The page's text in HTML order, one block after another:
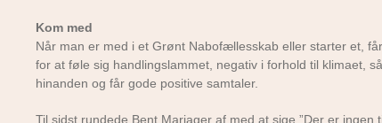
Kom med
Når man er med i et Grønt Nabofællesskab eller starter et,
for at føle sig handlingslammet, negativ i forhold til klimaet,
hinanden og får gode positive samtaler.
Til sidst rundede Bent Mariager af med at sige ”Der er